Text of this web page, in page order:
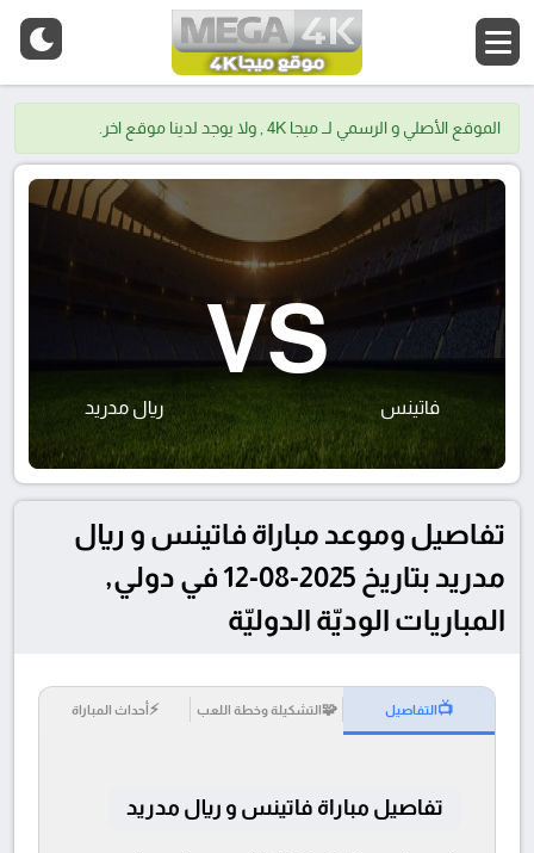
الموقع الأصلي و الرسمي لــ ميجا 4K , ولا يوجد لدينا موقع اخر.
فاتينس
VS
ريال مدريد
تفاصيل وموعد مباراة فاتينس و ريال
مدريد بتاريخ 2025-08-12 في دولي,
المباريات الوديّة الدوليّة
📺التفاصيل 🧩التشكيلة وخطة اللعب ⚡أحداث المباراة
تفاصيل مباراة فاتينس و ريال مدريد